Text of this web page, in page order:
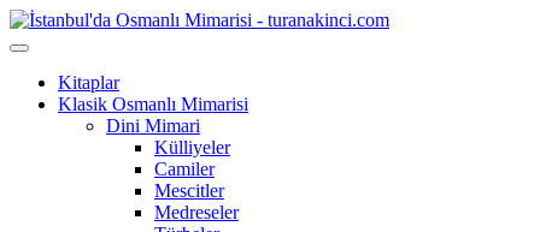
Kitaplar
Klasik Osmanlı Mimarisi
Dini Mimari
Külliyeler
Camiler
Mescitler
Medreseler